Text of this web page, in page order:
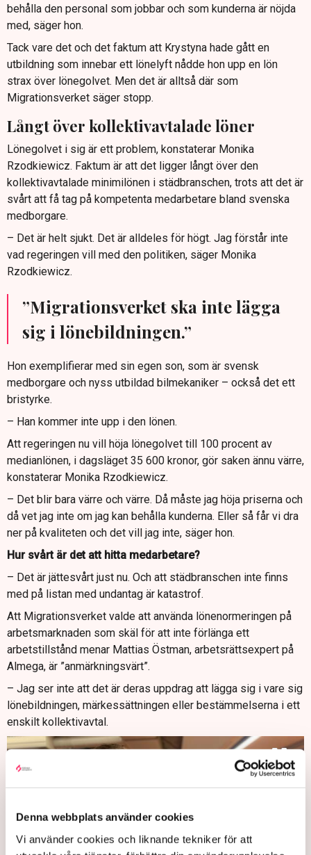
Denna webbplats använder cookies
Vi använder cookies och liknande tekniker för att
behålla den personal som jobbar och som kunderna är nöjda
med, säger hon.
Tack vare det och det faktum att Krystyna hade gått en
utbildning som innebar ett lönelyft nådde hon upp en lön
strax över lönegolvet. Men det är alltså där som
Migrationsverket säger stopp.
Långt över kollektivavtalade löner
Lönegolvet i sig är ett problem, konstaterar Monika
Rzodkiewicz. Faktum är att det ligger långt över den
kollektivavtalade minimilönen i städbranschen, trots att det är
svårt att få tag på kompetenta medarbetare bland svenska
medborgare.
– Det är helt sjukt. Det är alldeles för högt. Jag förstår inte
vad regeringen vill med den politiken, säger Monika
Rzodkiewicz.
”Migrationsverket ska inte lägga
sig i lönebildningen.”
Hon exemplifierar med sin egen son, som är svensk
medborgare och nyss utbildad bilmekaniker – också det ett
bristyrke.
– Han kommer inte upp i den lönen.
Att regeringen nu vill höja lönegolvet till 100 procent av
medianlönen, i dagsläget 35 600 kronor, gör saken ännu värre,
konstaterar Monika Rzodkiewicz.
– Det blir bara värre och värre. Då måste jag höja priserna och
då vet jag inte om jag kan behålla kunderna. Eller så får vi dra
ner på kvaliteten och det vill jag inte, säger hon.
Hur svårt är det att hitta medarbetare?
– Det är jättesvårt just nu. Och att städbranschen inte finns
med på listan med undantag är katastrof.
Att Migrationsverket valde att använda lönenormeringen på
arbetsmarknaden som skäl för att inte förlänga ett
arbetstillstånd menar Mattias Östman, arbetsrättsexpert på
Almega, är ”anmärkningsvärt”.
– Jag ser inte att det är deras uppdrag att lägga sig i vare sig
lönebildningen, märkessättningen eller bestämmelserna i ett
enskilt kollektivavtal.